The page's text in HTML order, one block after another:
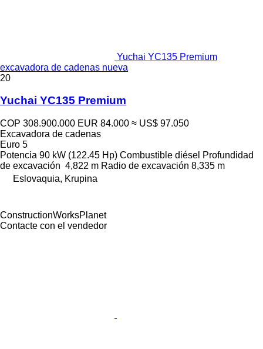
Yuchai YC135 Premium
excavadora de cadenas nueva
20
Yuchai YC135 Premium
COP 308.900.000 EUR 84.000 ≈ US$ 97.050
Excavadora de cadenas
Euro 5
Potencia 90 kW (122.45 Hp) Combustible diésel Profundidad
de excavación 4,822 m Radio de excavación 8,335 m
Eslovaquia, Krupina
ConstructionWorksPlanet
Contacte con el vendedor